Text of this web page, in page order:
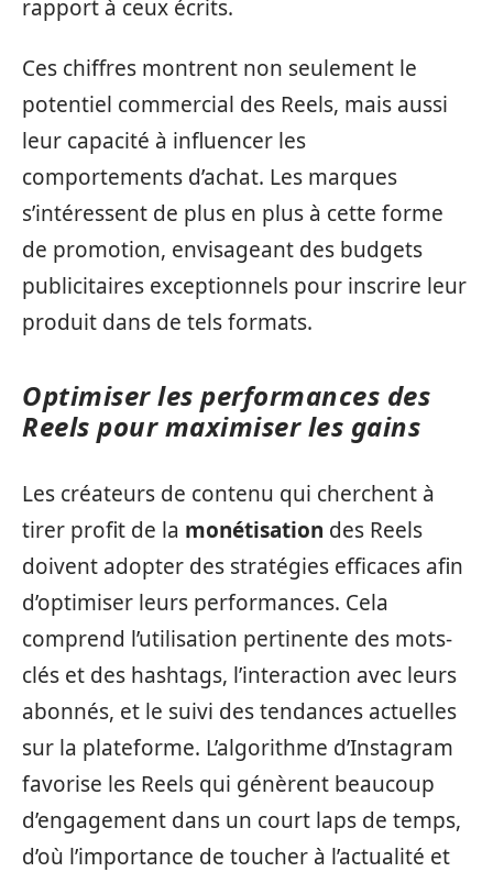
rapport à ceux écrits.
Ces chiffres montrent non seulement le
potentiel commercial des Reels, mais aussi
leur capacité à influencer les
comportements d’achat. Les marques
s’intéressent de plus en plus à cette forme
de promotion, envisageant des budgets
publicitaires exceptionnels pour inscrire leur
produit dans de tels formats.
Optimiser les performances des
Reels pour maximiser les gains
Les créateurs de contenu qui cherchent à
tirer profit de la monétisation des Reels
doivent adopter des stratégies efficaces afin
d’optimiser leurs performances. Cela
comprend l’utilisation pertinente des mots-
clés et des hashtags, l’interaction avec leurs
abonnés, et le suivi des tendances actuelles
sur la plateforme. L’algorithme d’Instagram
favorise les Reels qui génèrent beaucoup
d’engagement dans un court laps de temps,
d’où l’importance de toucher à l’actualité et